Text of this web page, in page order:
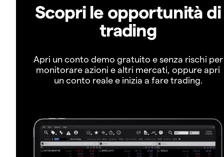
Scopri le opportunità di
trading
Apri un conto demo gratuito e senza rischi per
monitorare azioni e altri mercati, oppure apri
un conto reale e inizia a fare trading.